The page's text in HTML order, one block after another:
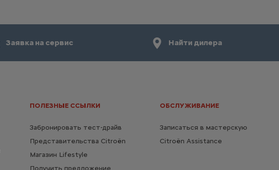
Заявка на сервис Найти дилера
ПОЛЕЗНЫЕ ССЫЛКИ
Забронировать тест-драйв
Представительства Citroën
Магазин Lifestyle
Получить предложение
ОБСЛУЖИВАНИЕ
Записаться в мастерскую
Citroën Assistance